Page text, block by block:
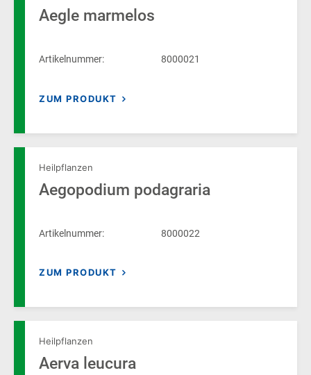
Aegle marmelos
Artikelnummer: 8000021
ZUM PRODUKT
Heilpflanzen
Aegopodium podagraria
Artikelnummer: 8000022
ZUM PRODUKT
Heilpflanzen
Aerva leucura